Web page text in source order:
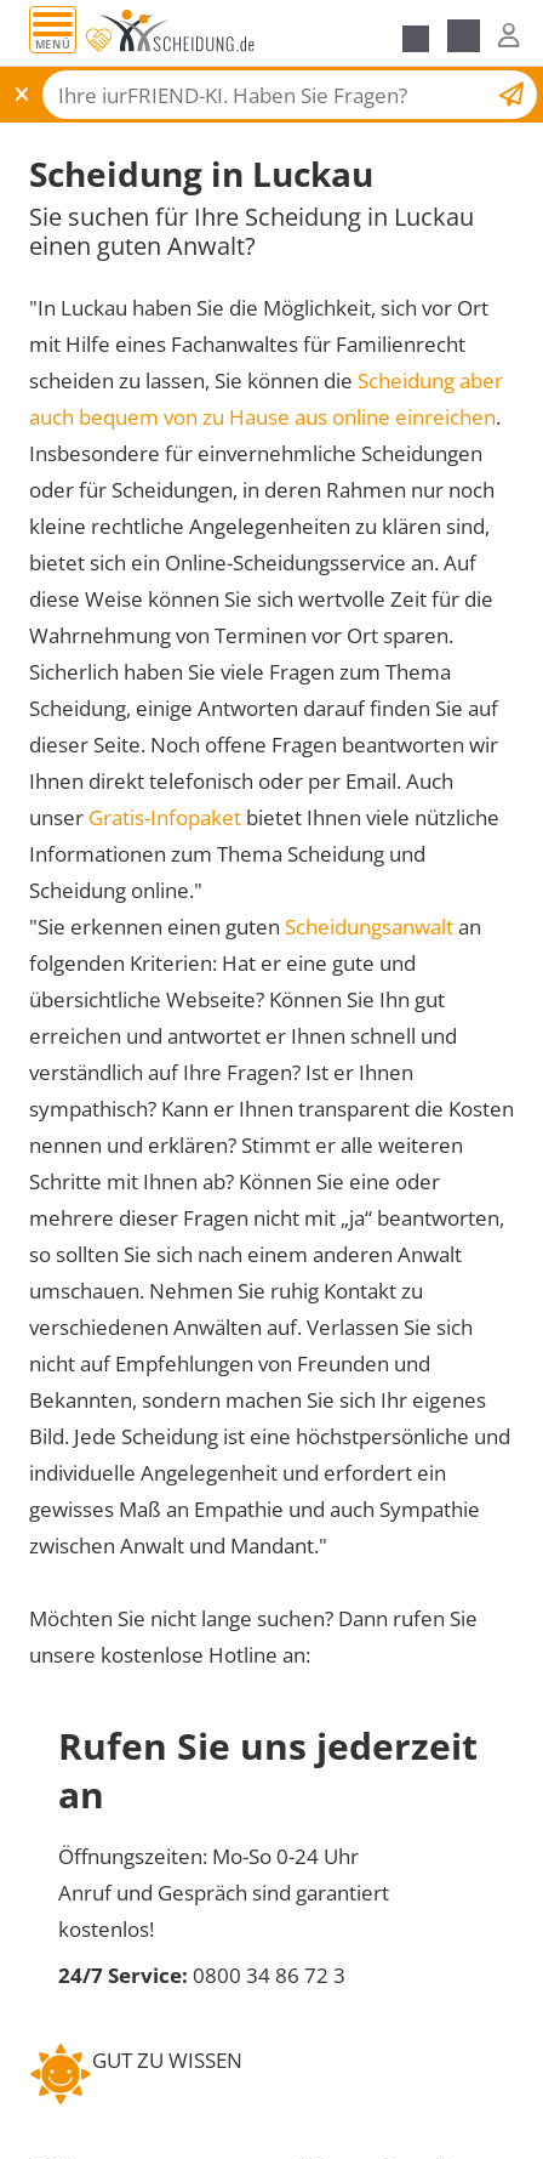
MENÜ
Scheidungsantrag
Scheidung in Luckau
Sie suchen für Ihre Scheidung in Luckau
einen guten Anwalt?
"In Luckau haben Sie die Möglichkeit, sich vor Ort
mit Hilfe eines Fachanwaltes für Familienrecht
scheiden zu lassen, Sie können die Scheidung aber
auch bequem von zu Hause aus online einreichen.
Insbesondere für einvernehmliche Scheidungen
oder für Scheidungen, in deren Rahmen nur noch
kleine rechtliche Angelegenheiten zu klären sind,
bietet sich ein Online-Scheidungsservice an. Auf
diese Weise können Sie sich wertvolle Zeit für die
Wahrnehmung von Terminen vor Ort sparen.
Sicherlich haben Sie viele Fragen zum Thema
Scheidung, einige Antworten darauf finden Sie auf
dieser Seite. Noch offene Fragen beantworten wir
Ihnen direkt telefonisch oder per Email. Auch
unser Gratis-Infopaket bietet Ihnen viele nützliche
Informationen zum Thema Scheidung und
Scheidung online."
"Sie erkennen einen guten Scheidungsanwaltan
folgenden Kriterien: Hat er eine gute und
übersichtliche Webseite? Können Sie Ihn gut
erreichen und antwortet er Ihnen schnell und
verständlich auf Ihre Fragen? Ist er Ihnen
sympathisch? Kann er Ihnen transparent die Kosten
nennen und erklären? Stimmt er alle weiteren
Schritte mit Ihnen ab? Können Sie eine oder
mehrere dieser Fragen nicht mit „ja“ beantworten,
so sollten Sie sich nach einem anderen Anwalt
umschauen. Nehmen Sie ruhig Kontakt zu
verschiedenen Anwälten auf. Verlassen Sie sich
nicht auf Empfehlungen von Freunden und
Bekannten, sondern machen Sie sich Ihr eigenes
Bild. Jede Scheidung ist eine höchstpersönliche und
individuelle Angelegenheit und erfordert ein
gewisses Maß an Empathie und auch Sympathie
zwischen Anwalt und Mandant."
Möchten Sie nicht lange suchen? Dann rufen Sie
unsere kostenlose Hotline an:
Rufen Sie uns jederzeit
an
Öffnungszeiten: Mo-So 0-24 Uhr
Anruf und Gespräch sind garantiert
kostenlos!
24/7 Service: 0800 34 86 72 3
GUT ZU WISSEN